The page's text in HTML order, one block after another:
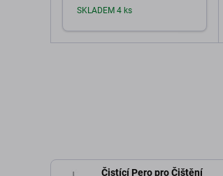
SKLADEM 4 ks
Čistící Pero pro Čištění